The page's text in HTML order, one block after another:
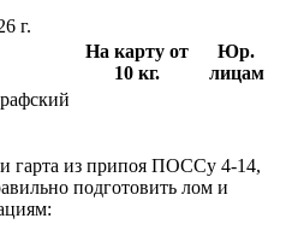
г.
На карту от
10 кг.
Юр.
лицам
гарта из припоя ПОССу 4-14,
подготовить лом и